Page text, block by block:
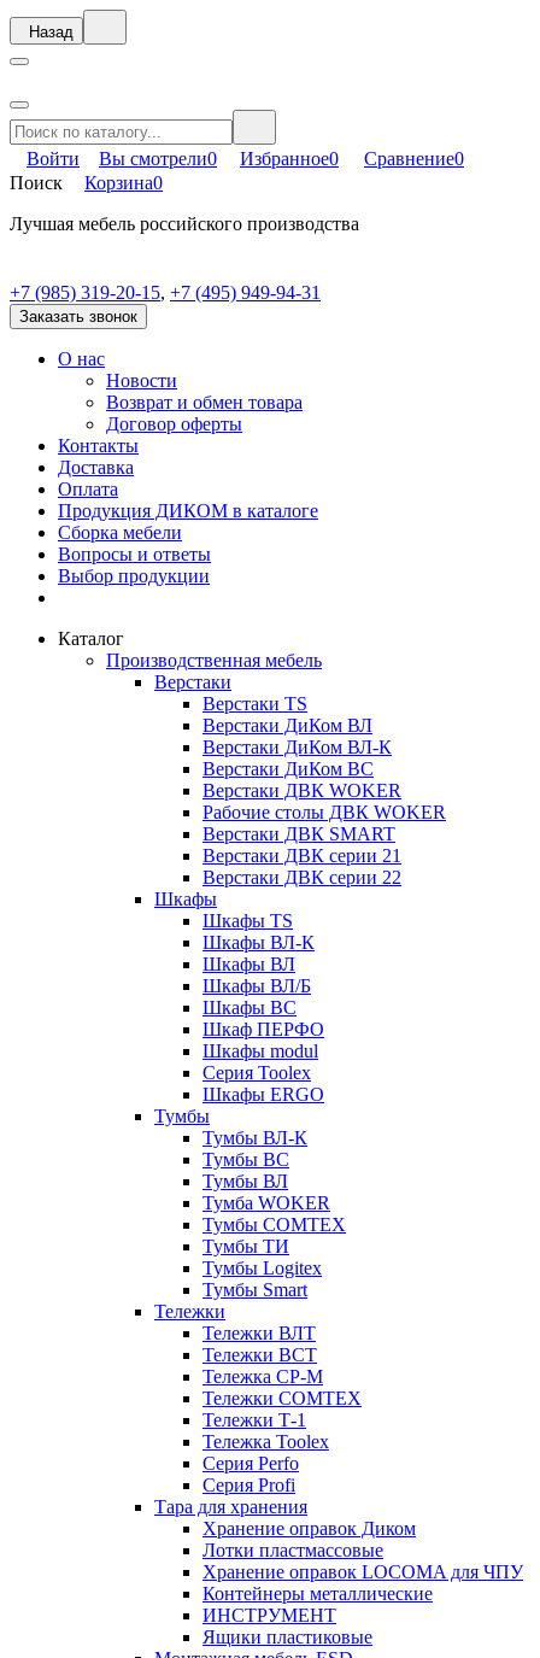
Назад
Войти Вы смотрели0 Избранное0 Сравнение0
Поиск
Корзина0
Лучшая мебель российского производства
+7 (985) 319-20-15, +7 (495) 949-94-31
Заказать звонок
О нас
Новости
Возврат и обмен товара
Договор оферты
Контакты
Доставка
Оплата
Продукция ДИКОМ в каталоге
Сборка мебели
Вопросы и ответы
Выбор продукции
Каталог
Производственная мебель
Верстаки
Верстаки TS
Верстаки ДиКом ВЛ
Верстаки ДиКом ВЛ-К
Верстаки ДиКом ВС
Верстаки ДВК WOKER
Рабочие столы ДВК WOKER
Верстаки ДВК SMART
Верстаки ДВК серии 21
Верстаки ДВК серии 22
Шкафы
Шкафы TS
Шкафы ВЛ-К
Шкафы ВЛ
Шкафы ВЛ/Б
Шкафы ВС
Шкаф ПЕРФО
Шкафы modul
Серия Toolex
Шкафы ERGO
Тумбы
Тумбы ВЛ-К
Тумбы ВС
Тумбы ВЛ
Тумба WOKER
Тумбы COMTEX
Тумбы ТИ
Тумбы Logitex
Тумбы Smart
Тележки
Тележки ВЛТ
Тележки ВСТ
Тележка СР-М
Тележки COMTEX
Тележки Т-1
Тележка Toolex
Серия Perfo
Серия Profi
Тара для хранения
Хранение оправок Диком
Лотки пластмассовые
Хранение оправок LOCOMA для ЧПУ
Контейнеры металлические
ИНСТРУМЕНТ
Ящики пластиковые